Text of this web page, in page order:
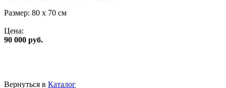
Размер: 80 x 70 см
Цена:
90 000 руб.
Вернуться в Каталог